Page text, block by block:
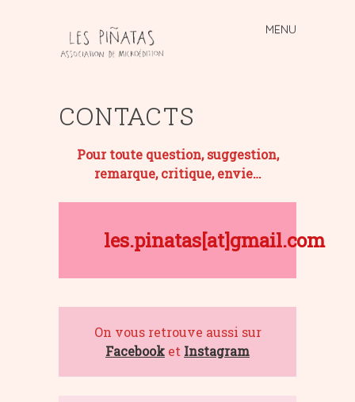
MENU
Skip
to
CONTACTS
Pour toute question, suggestion,
remarque, critique, envie…
les.pinatas[at]gmail.com
On vous retrouve aussi sur
Facebook et Instagram